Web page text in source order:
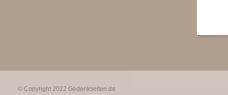
© Copyright 2022 Gedenkseiten.de